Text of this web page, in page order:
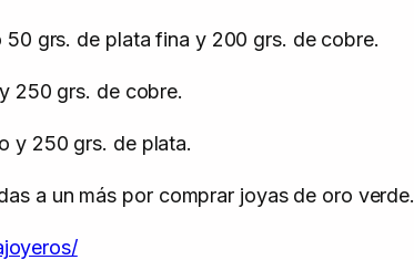
grs. de plata fina y 200 grs. de cobre.
250 grs. de cobre.
y 250 grs. de plata.
a un más por comprar joyas de oro verde.